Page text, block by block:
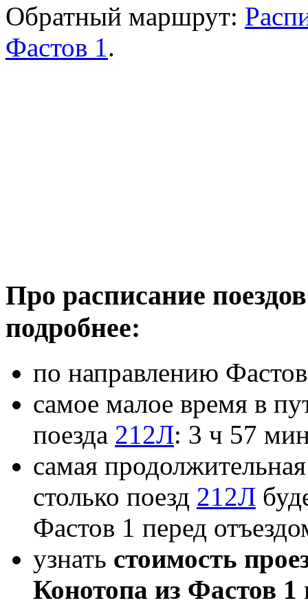
Обратный маршрут:
Фастов 1 .
Про расписание
подробнее:
по направлению
самое малое время в
поезда 212Л: 3 ч 57
самая
столько поезд 212Л
Фастов 1 перед
узнать стоимость
Конотопа из Фастов 1